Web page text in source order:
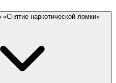
наркотической ломки»